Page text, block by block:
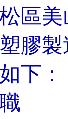
區美
膠
下：